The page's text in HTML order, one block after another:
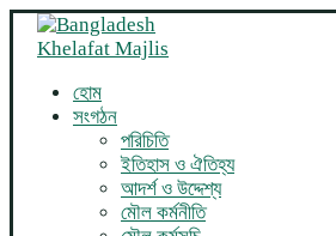
হোম
সংগঠন
পরিচিতি
ইতিহাস ও ঐতিহ্য
আদর্শ ও উদ্দেশ্য
মৌল কর্মনীতি